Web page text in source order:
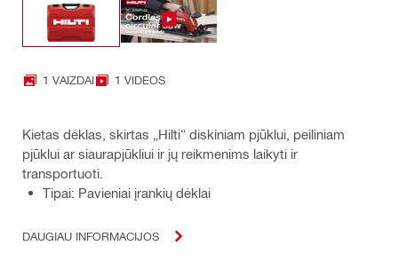
1 VAIZDAI 1 VIDEOS
Kietas dėklas, skirtas „Hilti“ diskiniam pjūklui, peiliniam
pjūklui ar siaurapjūkliui ir jų reikmenims laikyti ir
transportuoti.
Tipai: Pavieniai įrankių dėklai
DAUGIAU INFORMACIJOS